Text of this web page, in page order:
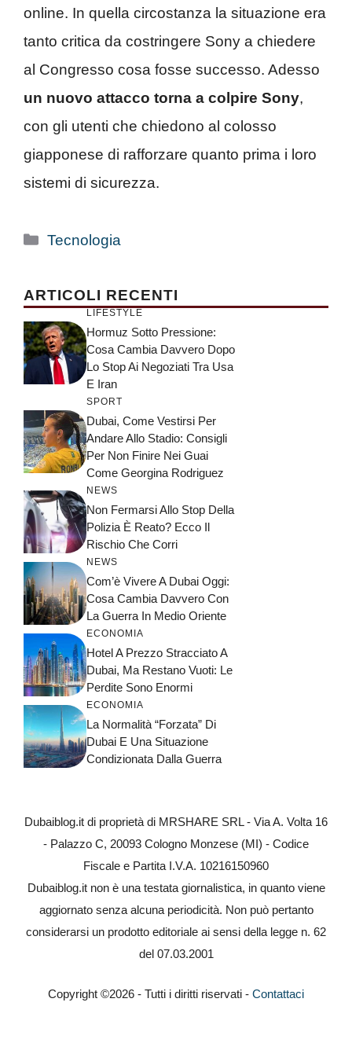
online. In quella circostanza la situazione era
tanto critica da costringere Sony a chiedere
al Congresso cosa fosse successo. Adesso
un nuovo attacco torna a colpire Sony,
con gli utenti che chiedono al colosso
giapponese di rafforzare quanto prima i loro
sistemi di sicurezza.
Categorie
Tecnologia
ARTICOLI RECENTI
LIFESTYLE
Hormuz Sotto Pressione:
Cosa Cambia Davvero Dopo
Lo Stop Ai Negoziati Tra Usa
E Iran
SPORT
Dubai, Come Vestirsi Per
Andare Allo Stadio: Consigli
Per Non Finire Nei Guai
Come Georgina Rodriguez
NEWS
Non Fermarsi Allo Stop Della
Polizia È Reato? Ecco Il
Rischio Che Corri
NEWS
Com’è Vivere A Dubai Oggi:
Cosa Cambia Davvero Con
La Guerra In Medio Oriente
ECONOMIA
Hotel A Prezzo Stracciato A
Dubai, Ma Restano Vuoti: Le
Perdite Sono Enormi
ECONOMIA
La Normalità “forzata” Di
Dubai E Una Situazione
Condizionata Dalla Guerra
Dubaiblog.it di proprietà di MRSHARE SRL - Via A. Volta 16
- Palazzo C, 20093 Cologno Monzese (MI) - Codice
Fiscale e Partita I.V.A. 10216150960
Dubaiblog.it non è una testata giornalistica, in quanto viene
aggiornato senza alcuna periodicità. Non può pertanto
considerarsi un prodotto editoriale ai sensi della legge n. 62
del 07.03.2001
Copyright ©2026 - Tutti i diritti riservati - Contattaci